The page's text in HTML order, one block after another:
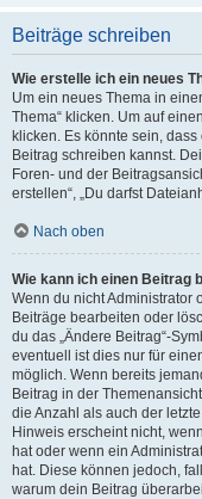
Beiträge schreiben
Wie erstelle ich ein neues
Um ein neues Thema in
Thema“ klicken. Um auf
klicken. Es könnte sein,
Beitrag schreiben kannst.
Foren- und der
erstellen“, „Du darfst
Nach oben
Wie kann ich einen Beitrag
Wenn du nicht Administrator
Beiträge bearbeiten oder
du das „Ändere Beitrag“-
eventuell ist dies nur für
möglich. Wenn bereits
Beitrag in der
die Anzahl als auch der
Hinweis erscheint nicht,
hat oder wenn ein
hat. Diese können jedoch,
warum dein Beitrag